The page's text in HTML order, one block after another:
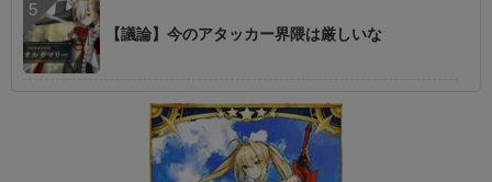
【議論】今のアタッカー界隈は厳しいな